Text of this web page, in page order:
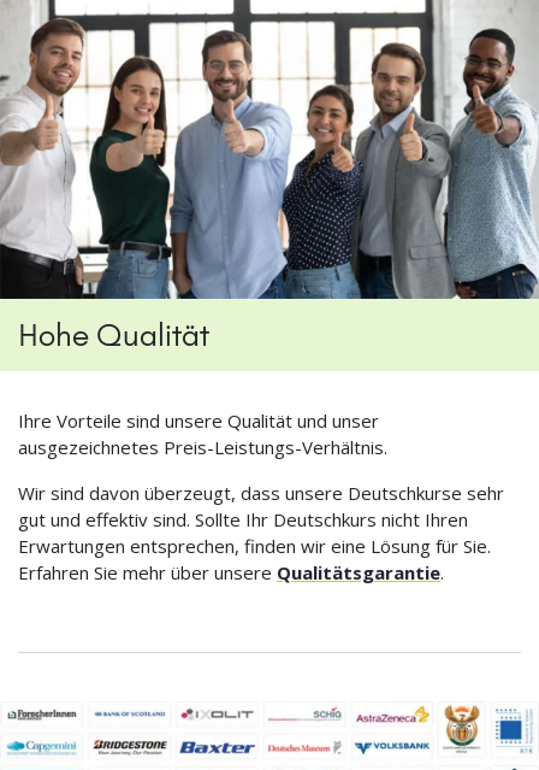
Hohe Qualität
Ihre Vorteile sind unsere Qualität und unser
ausgezeichnetes Preis-Leistungs-Verhältnis.
Wir sind davon überzeugt, dass unsere Deutschkurse sehr
gut und effektiv sind. Sollte Ihr Deutschkurs nicht Ihren
Erwartungen entsprechen, finden wir eine Lösung für Sie.
Erfahren Sie mehr über unsere Qualitätsgarantie.